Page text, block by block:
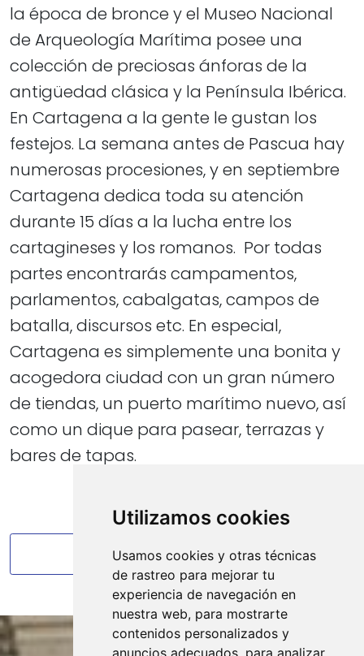
Utilizamos cookies
Usamos cookies y otras técnicas
de rastreo para mejorar tu
experiencia de navegación en
nuestra web, para mostrarte
contenidos personalizados y
anuncios adecuados, para analizar
la época de bronce y el Museo Nacional
de Arqueología Marítima posee una
colección de preciosas ánforas de la
antigüedad clásica y la Península Ibérica.
En Cartagena a la gente le gustan los
festejos. La semana antes de Pascua hay
numerosas procesiones, y en septiembre
Cartagena dedica toda su atención
durante 15 días a la lucha entre los
cartagineses y los romanos. Por todas
partes encontrarás campamentos,
parlamentos, cabalgatas, campos de
batalla, discursos etc. En especial,
Cartagena es simplemente una bonita y
acogedora ciudad con un gran número
de tiendas, un puerto marítimo nuevo, así
como un dique para pasear, terrazas y
bares de tapas.
VOLVER A LOS ALREDEDORES